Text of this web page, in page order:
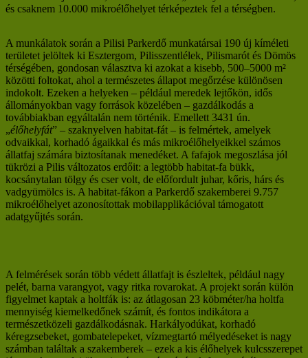
és csaknem 10.000 mikroélőhelyet térképeztek fel a térségben.
A munkálatok során a Pilisi Parkerdő munkatársai 190 új kíméleti
területet jelöltek ki Esztergom, Pilisszentlélek, Pilismarót és Dömös
térségében, gondosan választva ki azokat a kisebb, 500–5000 m²
közötti foltokat, ahol a természetes állapot megőrzése különösen
indokolt. Ezeken a helyeken – például meredek lejtőkön, idős
állományokban vagy források közelében – gazdálkodás a
továbbiakban egyáltalán nem történik. Emellett 3431 ún.
„élőhelyfát” – szaknyelven habitat-fát – is felmértek, amelyek
odvaikkal, korhadó ágaikkal és más mikroélőhelyeikkel számos
állatfaj számára biztosítanak menedéket. A fafajok megoszlása jól
tükrözi a Pilis változatos erdőit: a legtöbb habitat-fa bükk,
kocsánytalan tölgy és cser volt, de előfordult juhar, kőris, hárs és
vadgyümölcs is. A habitat-fákon a Parkerdő szakemberei 9.757
mikroélőhelyet azonosítottak mobilapplikációval támogatott
adatgyűjtés során.
A felmérések során több védett állatfajt is észleltek, például nagy
pelét, barna varangyot, vagy ritka rovarokat. A projekt során külön
figyelmet kaptak a holtfák is: az átlagosan 23 köbméter/ha holtfa
mennyiség kiemelkedőnek számít, és fontos indikátora a
természetközeli gazdálkodásnak. Harkályodúkat, korhadó
kéregzsebeket, gombatelepeket, vízmegtartó mélyedéseket is nagy
számban találtak a szakemberek – ezek a kis élőhelyek kulcsszerepet